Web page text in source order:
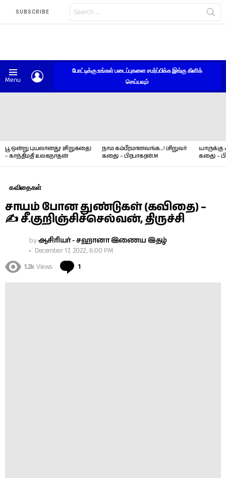
SUBSCRIBE
for:
Menu
போட்டிக்கு உங்கள் படைப்புகளை சமர்ப்பிக்க இங்கு கிளிக்
செய்யவும்
பூ ஒன்று புயலானது! (சிறுகதை)
– காந்திமதி உலகநாதன்
நாம கம்பீரமானவங்க…! (சிறுவர்
கதை) – பிரபாகரன்.M
யாருக்கு
கதை) –
கவிதைகள்
சாயம் போன துண்டுகள் (கவிதை) –
✍ சீ.குறிஞ்சிச்செல்வன், திருச்சி
byஆசிரியர் - சஹானா இணைய இதழ்
December 17, 2022, 6:00 PM
1.2k Views 1